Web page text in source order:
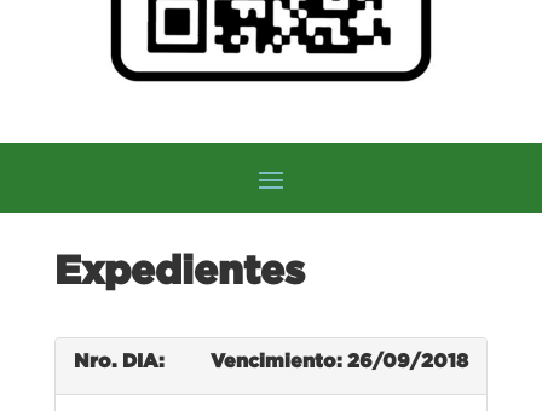
Expedientes
Nro. DIA: Vencimiento: 26/09/2018